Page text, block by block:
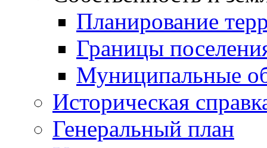
Планирование
Границы
Муниципальные
Историческая
Генеральный план